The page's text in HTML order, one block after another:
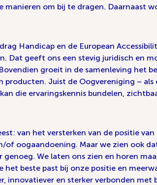
om bij te dragen. Daarnaast
Handicap en de European
Dat geeft ons een stevig juridisch en
groeit in de samenleving het
Juist de Oogvereniging –
die ervaringskennis bundelen,
van het versterken van de positie
oogaandoening. Maar we zien ook
We laten ons zien en horen
beste past bij onze positie en
innovatiever en sterker verbonden met